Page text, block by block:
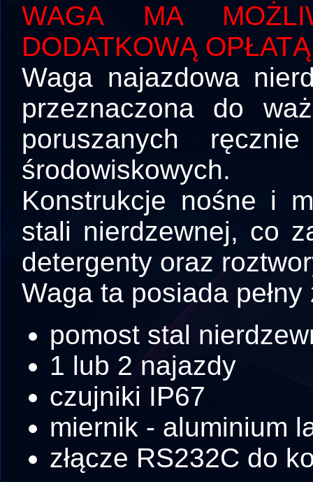
WAGA MA
DODATKOWĄ OPŁATĄ
Waga najazdowa
przeznaczona do
poruszanych
środowiskowych.
Konstrukcje nośne i
stali nierdzewnej, co
detergenty oraz
Waga ta posiada
pomost stal
1 lub 2 najazdy
czujniki IP67
miernik - aluminium
złącze RS232C do